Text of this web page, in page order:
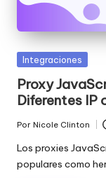
Publicada
Integraciones
Proxy
Diferentes IP
Publicado
por
Por Nicole Clinton
Los proxies
populares como